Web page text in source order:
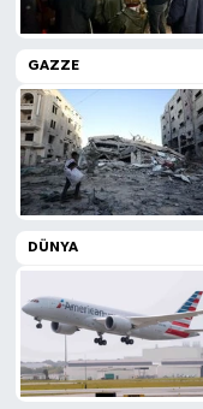
GAZZE
DÜNYA